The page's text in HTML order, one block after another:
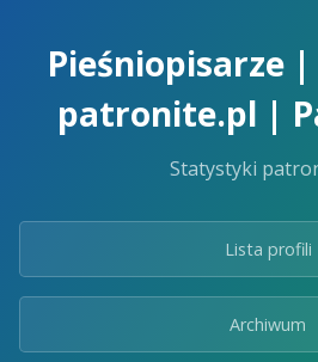
Pieśniopisarze
patronite.pl |
Statystyki
Lista profili
Archiwum